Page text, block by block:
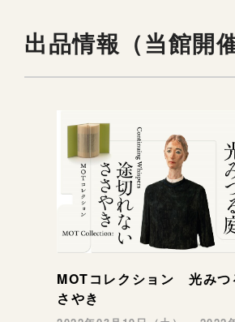
出品情報（当館開催
MOTコレクション 光みつ
さやき